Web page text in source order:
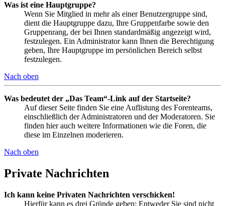
Was ist eine Hauptgruppe?
Wenn Sie Mitglied in mehr als einer Benutzergruppe sind,
dient die Hauptgruppe dazu, Ihre Gruppenfarbe sowie den
Gruppenrang, der bei Ihnen standardmäßig angezeigt wird,
festzulegen. Ein Administrator kann Ihnen die Berechtigung
geben, Ihre Hauptgruppe im persönlichen Bereich selbst
festzulegen.
Nach oben
Was bedeutet der „Das Team“-Link auf der Startseite?
Auf dieser Seite finden Sie eine Auflistung des Forenteams,
einschließlich der Administratoren und der Moderatoren. Sie
finden hier auch weitere Informationen wie die Foren, die
diese im Einzelnen moderieren.
Nach oben
Private Nachrichten
Ich kann keine Privaten Nachrichten verschicken!
Hierfür kann es drei Gründe geben: Entweder Sie sind nicht